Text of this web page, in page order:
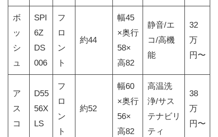
ボ
ッ
シ
ュ
SPI
6Z
DS
006
フ
ロ
ン
ト
約44
幅45
×奥行
58×
高82
静音/エ
コ/高機
能
32
万
円〜
ア
ス
コ
D55
56X
LS
フ
ロ
ン
ト
約52
幅60
×奥行
56×
高82
高温洗
浄/サス
テナビリ
ティ
38
万
円〜